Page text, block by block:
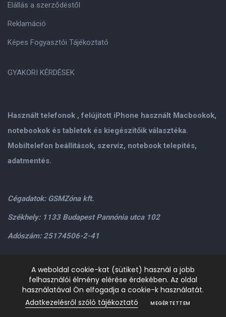
Használt telefonok , felújitott iPhone használt Macbookok,
notebookok és tabletek és kiegészitőik választéka.
Mobiltelefon beállitások, szervíz, notebook telepités,
adatmentés.
Cégadatok: GSMZóna kft.
Székhely: 1133 Budapest Pannónia utca 102
Adószám: 25174506-2-41
Személyes átvétel: GSMZóna kft. 1134.Bp. Váci út 9-15
H-P: 9.00-17.00,Szo: 9.00-13.00+36205534995+36209906363
gsmzonakft@gmail.com
Elállás a szerződéstől
Reklamáció
Képes Fogyasztói Tájékoztató
GYAKORI KÉRDÉSEK
A weboldal cookie-kat (sütiket) használ a jobb
felhasználói élmény elérése érdekében. Az oldal
használatával Ön elfogadja a cookie-k használatát.
Adatkezelésről szóló tájékoztató
MEGÉRTETTEM